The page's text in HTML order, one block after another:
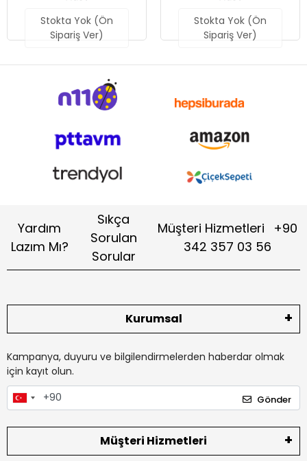
Stokta Yok (Ön
Sipariş Ver)
Stokta Yok (Ön
Sipariş Ver)
Yardım
Lazım Mı?
Sıkça
Sorulan
Sorular
Müşteri Hizmetleri
+90
342 357 03 56
Kurumsal
Kampanya, duyuru ve bilgilendirmelerden haberdar olmak
için kayıt olun.
Gönder
Müşteri Hizmetleri